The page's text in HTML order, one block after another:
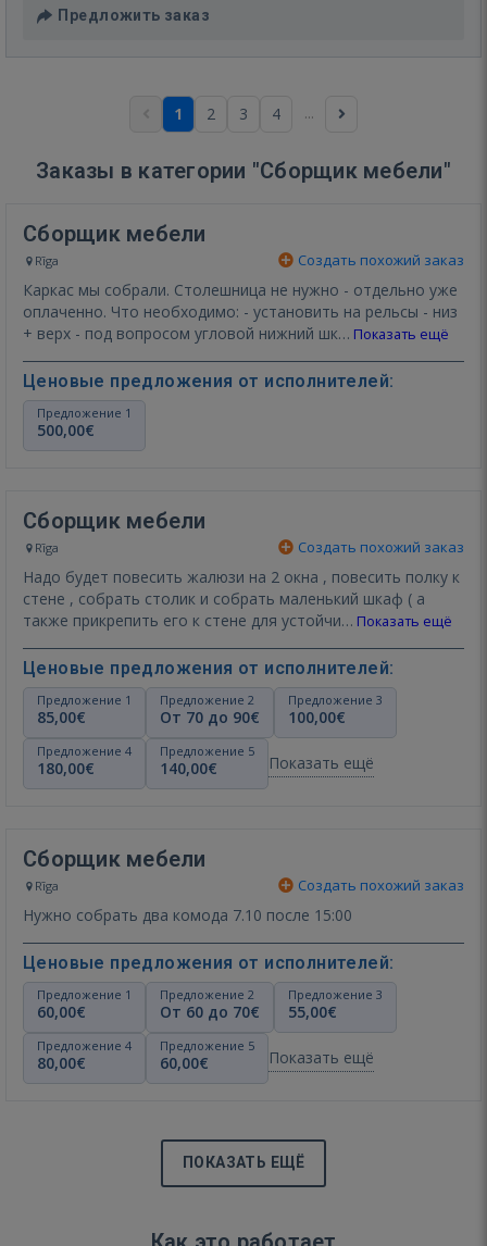
Предложить заказ
1 2 3 4 ...
Заказы в категории "Сборщик мебели"
Сборщик мебели
Rīga Создать похожий заказ
Каркас мы собрали. Столешница не нужно - отдельно уже
оплаченно. Что необходимо: - установить на рельсы - низ
+ верх - под вопросом угловой нижний шк… Показать ещё
Ценовые предложения от исполнителей:
Предложение 1
500,00€
Сборщик мебели
Rīga Создать похожий заказ
Надо будет повесить жалюзи на 2 окна , повесить полку к
стене , собрать столик и собрать маленький шкаф ( а
также прикрепить его к стене для устойчи… Показать ещё
Ценовые предложения от исполнителей:
Предложение 1
85,00€
Предложение 2
От 70 до 90€
Предложение 3
100,00€
Предложение 4
180,00€
Предложение 5
140,00€ Показать ещё
Сборщик мебели
Rīga Создать похожий заказ
Нужно собрать два комода 7.10 после 15:00
Ценовые предложения от исполнителей:
Предложение 1
60,00€
Предложение 2
От 60 до 70€
Предложение 3
55,00€
Предложение 4
80,00€
Предложение 5
60,00€ Показать ещё
ПОКАЗАТЬ ЕЩЁ